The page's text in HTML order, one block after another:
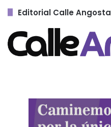
Editorial Calle Angosta